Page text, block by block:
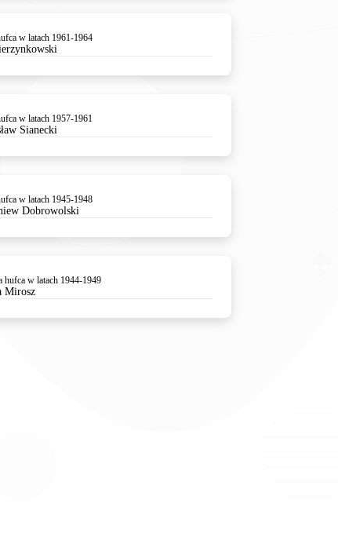
w latach 1961-1964
w latach 1957-1961
Sianecki
w latach 1945-1948
Dobrowolski
hufca w latach 1944-1949
Mirosz